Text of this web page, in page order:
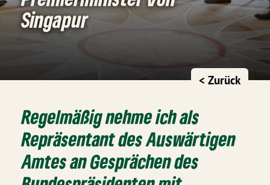
Singapur
< Zurück
Regelmäßig nehme ich als
Repräsentant des Auswärtigen
Amtes an Gesprächen des